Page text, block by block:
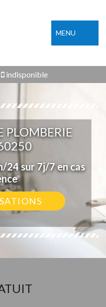
MENU
indisponible
PLOMBERIE
24 sur 7j/7 en cas